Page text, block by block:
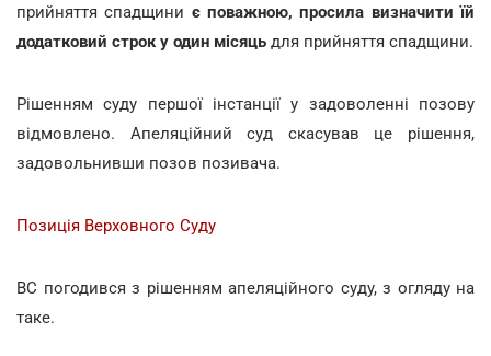
прийняття спадщини є поважною, просила визначити їй
додатковий строк у один місяць для прийняття спадщини.
Рішенням суду першої інстанції у задоволенні позову
відмовлено. Апеляційний суд скасував це рішення,
задовольнивши позов позивача.
Позиція Верховного Суду
ВС погодився з рішенням апеляційного суду, з огляду на
таке.